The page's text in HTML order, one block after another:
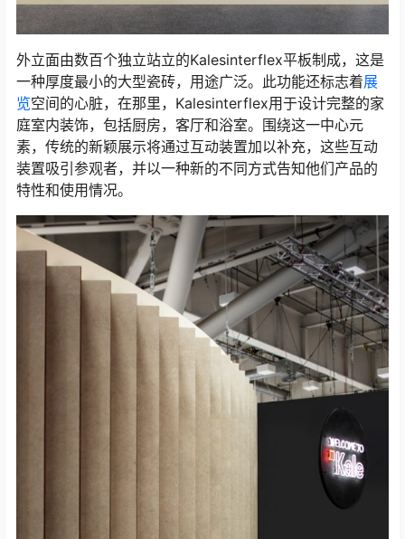
外立面由数百个独立站立的Kalesinterflex平板制成，这是
一种厚度最小的大型瓷砖，用途广泛。此功能还标志着展
览空间的心脏，在那里，Kalesinterflex用于设计完整的家
庭室内装饰，包括厨房，客厅和浴室。围绕这一中心元
素，传统的新颖展示将通过互动装置加以补充，这些互动
装置吸引参观者，并以一种新的不同方式告知他们产品的
特性和使用情况。